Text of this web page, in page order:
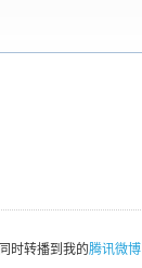
同时转播到我的腾讯微博